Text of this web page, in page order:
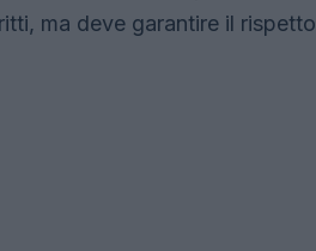
ma deve garantire il rispetto